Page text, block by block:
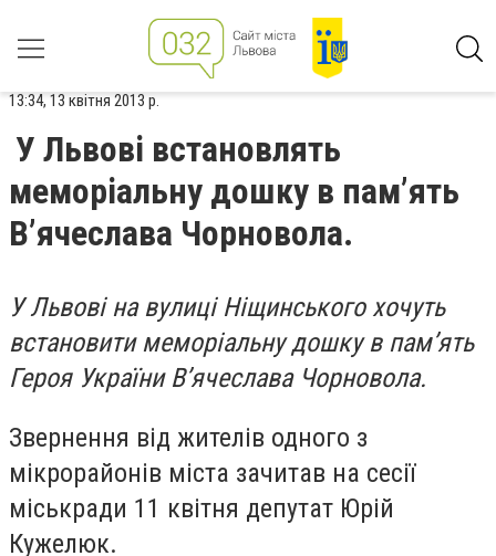
13:34, 13 квітня 2013 р.
У Львові встановлять
меморіальну дошку в пам’ять
В’ячеслава Чорновола.
У Львові на вулиці Ніщинського хочуть
встановити меморіальну дошку в пам’ять
Героя України В’ячеслава Чорновола.
Звернення від жителів одного з
мікрорайонів міста зачитав на сесії
міськради 11 квітня депутат Юрій
Кужелюк.